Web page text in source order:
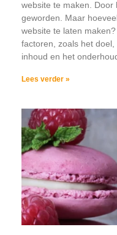
website te maken. Door
geworden. Maar
website te laten
factoren, zoals het
inhoud en het
Lees verder »